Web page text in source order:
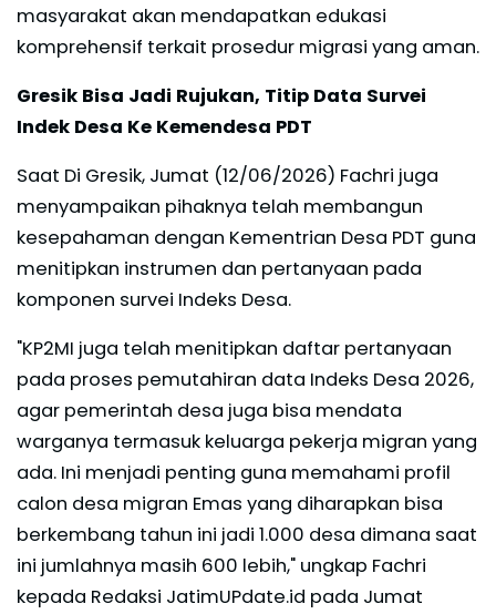
masyarakat akan mendapatkan edukasi
komprehensif terkait prosedur migrasi yang aman.
Gresik Bisa Jadi Rujukan, Titip Data Survei
Indek Desa Ke Kemendesa PDT
Saat Di Gresik, Jumat (12/06/2026) Fachri juga
menyampaikan pihaknya telah membangun
kesepahaman dengan Kementrian Desa PDT guna
menitipkan instrumen dan pertanyaan pada
komponen survei Indeks Desa.
"KP2MI juga telah menitipkan daftar pertanyaan
pada proses pemutahiran data Indeks Desa 2026,
agar pemerintah desa juga bisa mendata
warganya termasuk keluarga pekerja migran yang
ada. Ini menjadi penting guna memahami profil
calon desa migran Emas yang diharapkan bisa
berkembang tahun ini jadi 1.000 desa dimana saat
ini jumlahnya masih 600 lebih," ungkap Fachri
kepada Redaksi JatimUPdate.id pada Jumat